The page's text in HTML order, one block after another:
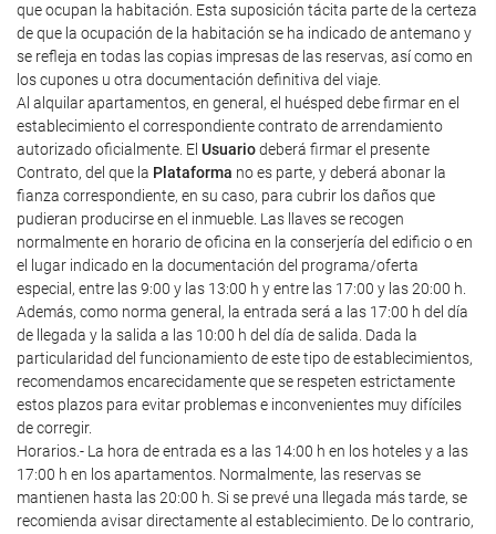
que ocupan la habitación. Esta suposición tácita parte de la certeza
de que la ocupación de la habitación se ha indicado de antemano y
se refleja en todas las copias impresas de las reservas, así como en
los cupones u otra documentación definitiva del viaje.
Al alquilar apartamentos, en general, el huésped debe firmar en el
establecimiento el correspondiente contrato de arrendamiento
autorizado oficialmente. El Usuariodeberá firmar el presente
Contrato, del que la Plataforma no es parte, y deberá abonar la
fianza correspondiente, en su caso, para cubrir los daños que
pudieran producirse en el inmueble. Las llaves se recogen
normalmente en horario de oficina en la conserjería del edificio o en
el lugar indicado en la documentación del programa/oferta
especial, entre las 9:00 y las 13:00 h y entre las 17:00 y las 20:00 h.
Además, como norma general, la entrada será a las 17:00 h del día
de llegada y la salida a las 10:00 h del día de salida. Dada la
particularidad del funcionamiento de este tipo de establecimientos,
recomendamos encarecidamente que se respeten estrictamente
estos plazos para evitar problemas e inconvenientes muy difíciles
de corregir.
Horarios.- La hora de entrada es a las 14:00 h en los hoteles y a las
17:00 h en los apartamentos. Normalmente, las reservas se
mantienen hasta las 20:00 h. Si se prevé una llegada más tarde, se
recomienda avisar directamente al establecimiento. De lo contrario,